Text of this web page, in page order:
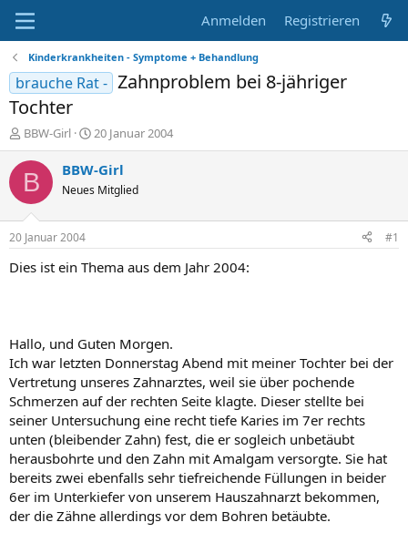
Anmelden Registrieren
Kinderkrankheiten - Symptome + Behandlung
brauche Rat - Zahnproblem bei 8-jähriger
Tochter
E
r
s
e
r
BBW-Girl
E
r
s
e
t
a
20 Januar 2004
B BBW-Girl
Neues Mitglied
20 Januar 2004 #1
Dies ist ein Thema aus dem Jahr 2004:
Hallo, und Guten Morgen.
Ich war letzten Donnerstag Abend mit meiner Tochter bei der
Vertretung unseres Zahnarztes, weil sie über pochende
Schmerzen auf der rechten Seite klagte. Dieser stellte bei
seiner Untersuchung eine recht tiefe Karies im 7er rechts
unten (bleibender Zahn) fest, die er sogleich unbetäubt
herausbohrte und den Zahn mit Amalgam versorgte. Sie hat
bereits zwei ebenfalls sehr tiefreichende Füllungen in beider
6er im Unterkiefer von unserem Hauszahnarzt bekommen,
der die Zähne allerdings vor dem Bohren betäubte.